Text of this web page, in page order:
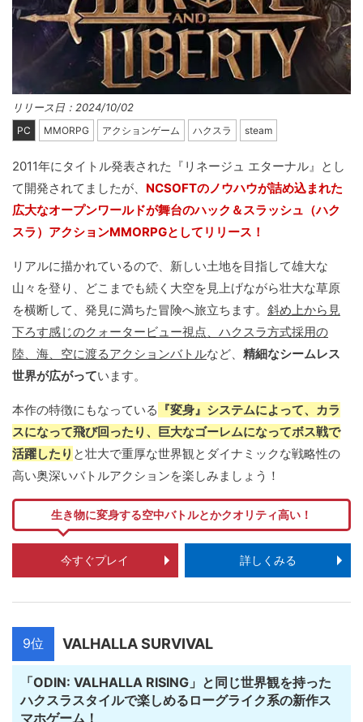
リリース日：2024/10/02
PC MMORPG アクションゲーム ハクスラ steam
2011年にタイトル発表された『リネージュ エターナル』とし
て開発されてましたが、 NCSOFTのノウハウが詰め込まれた
広大なオープンワールドが舞台のハック＆スラッシュ（ハク
スラ）アクションMMORPGとしてリリース！
リアルに描かれているので、新しい土地を目指して雄大な
山々を登り、どこまでも続く大空を見上げながら壮大な草原
を横断して、発見に満ちた冒険へ旅立ちます。 斜め上から見
下ろす感じのクォータービュー視点、ハクスラ方式採用の
陸、海、空に渡るアクションバトルなど、 精細なシームレス
世界が広がっています。
本作の特徴にもなっている 『変身』システムによって、カラ
スになって飛び回ったり、巨大なゴーレムになってボス戦で
活躍したり と壮大で重厚な世界観とダイナミックな戦略性の
高い奥深いバトルアクションを楽しみましょう！
生き物に変身する空中バトルとかクオリティ高い！
今すぐプレイ 詳しくみる
9位 VALHALLA SURVIVAL
「ODIN: VALHALLA RISING」と同じ世界観を持った
ハクスラスタイルで楽しめるローグライク系の新作ス
マホゲーム！